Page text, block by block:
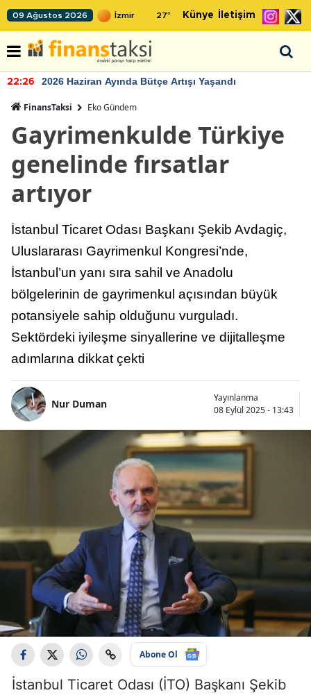
09 Ağustos 2026 27° Künye İletişim
22:26 2026 Haziran Ayında Bütçe Artışı Yaşandı
FinansTaksi Eko Gündem
Gayrimenkulde Türkiye
genelinde fırsatlar
artıyor
İstanbul Ticaret Odası Başkanı Şekib Avdagiç,
Uluslararası Gayrimenkul Kongresi’nde,
İstanbul’un yanı sıra sahil ve Anadolu
bölgelerinin de gayrimenkul açısından büyük
potansiyele sahip olduğunu vurguladı.
Sektördeki iyileşme sinyallerine ve dijitalleşme
adımlarına dikkat çekti
Nur Duman
Yayınlanma
08 Eylül 2025 - 13:43
Abone Ol
İstanbul Ticaret Odası (İTO) Başkanı Şekib